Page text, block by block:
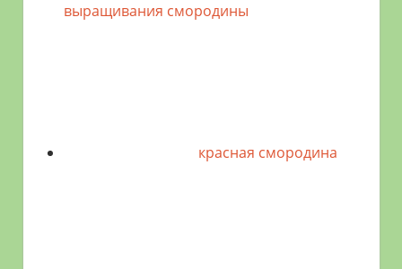
выращивания смородины
красная смородина